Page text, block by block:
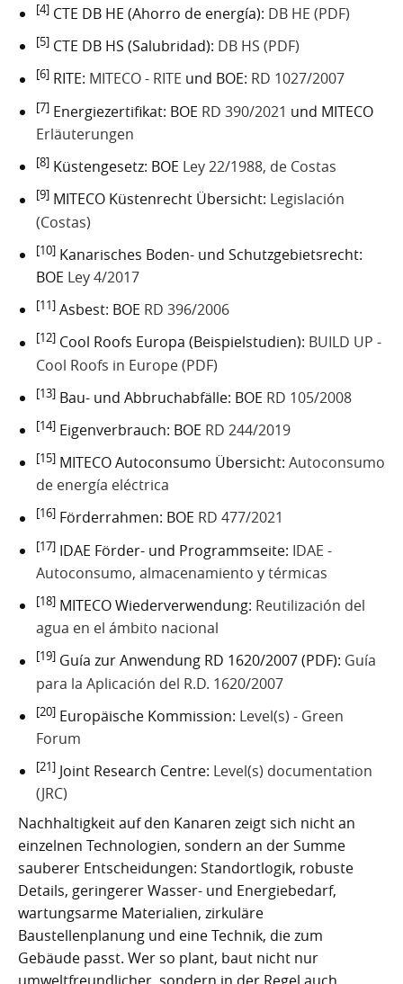
[4] CTE DB HE (Ahorro de energía): DB HE (PDF)
[5] CTE DB HS (Salubridad): DB HS (PDF)
[6] RITE: MITECO - RITE und BOE: RD 1027/2007
[7] Energiezertifikat: BOE RD 390/2021 und MITECO
Erläuterungen
[8] Küstengesetz: BOE Ley 22/1988, de Costas
[9] MITECO Küstenrecht Übersicht: Legislación
(Costas)
[10] Kanarisches Boden- und Schutzgebietsrecht:
BOE Ley 4/2017
[11] Asbest: BOE RD 396/2006
[12] Cool Roofs Europa (Beispielstudien): BUILD UP -
Cool Roofs in Europe (PDF)
[13] Bau- und Abbruchabfälle: BOE RD 105/2008
[14] Eigenverbrauch: BOE RD 244/2019
[15] MITECO Autoconsumo Übersicht: Autoconsumo
de energía eléctrica
[16] Förderrahmen: BOE RD 477/2021
[17] IDAE Förder- und Programmseite: IDAE -
Autoconsumo, almacenamiento y térmicas
[18] MITECO Wiederverwendung: Reutilización del
agua en el ámbito nacional
[19] Guía zur Anwendung RD 1620/2007 (PDF): Guía
para la Aplicación del R.D. 1620/2007
[20] Europäische Kommission: Level(s) - Green
Forum
[21] Joint Research Centre: Level(s) documentation
(JRC)
Nachhaltigkeit auf den Kanaren zeigt sich nicht an
einzelnen Technologien, sondern an der Summe
sauberer Entscheidungen: Standortlogik, robuste
Details, geringerer Wasser- und Energiebedarf,
wartungsarme Materialien, zirkuläre
Baustellenplanung und eine Technik, die zum
Gebäude passt. Wer so plant, baut nicht nur